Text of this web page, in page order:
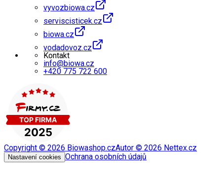
vyvozbiowa.cz
serviscisticek.cz
biowa.cz
vodadovoz.cz
Kontakt
info@biowa.cz
+420 775 722 600
Copyright © 2026 Biowashop.czAutor © 2026 Nettex.cz
Nastavení cookies Ochrana osobních údajů